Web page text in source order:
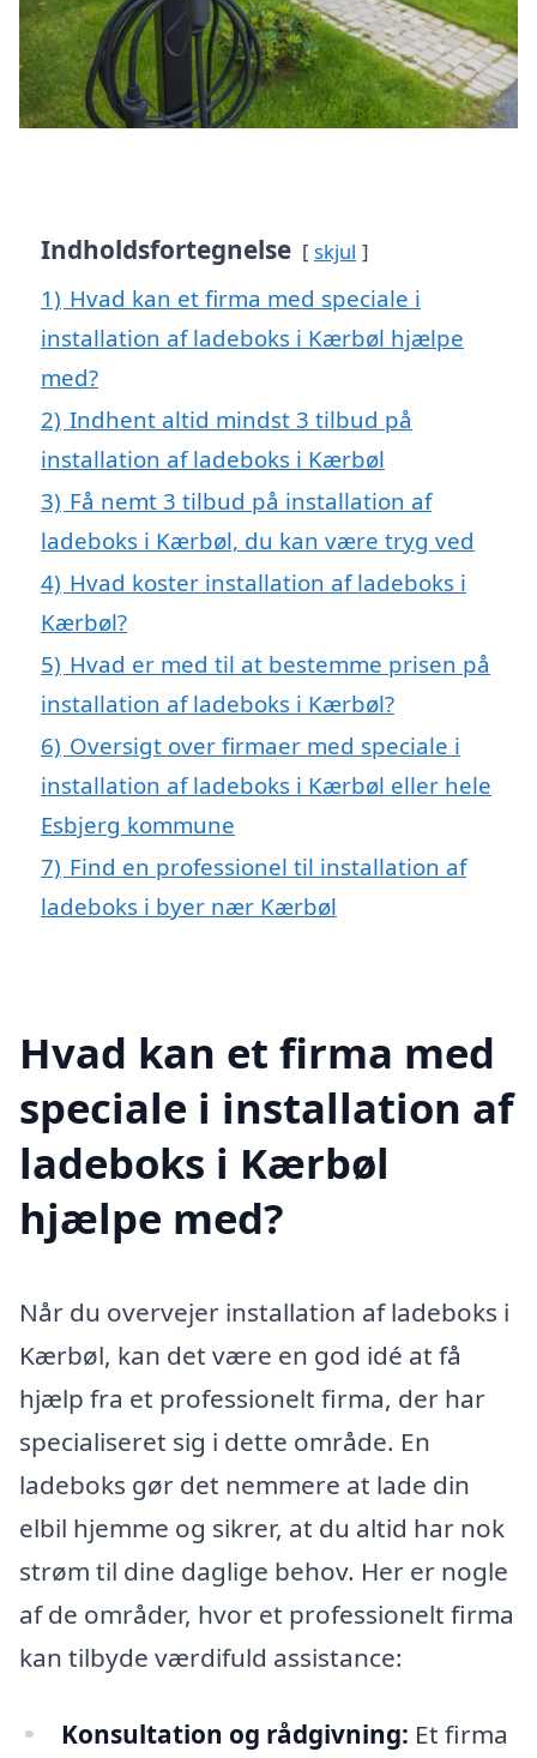
Indholdsfortegnelse skjul
1) Hvad kan et firma med speciale i
installation af ladeboks i Kærbøl hjælpe
med?
2) Indhent altid mindst 3 tilbud på
installation af ladeboks i Kærbøl
3) Få nemt 3 tilbud på installation af
ladeboks i Kærbøl, du kan være tryg ved
4) Hvad koster installation af ladeboks i
Kærbøl?
5) Hvad er med til at bestemme prisen på
installation af ladeboks i Kærbøl?
6) Oversigt over firmaer med speciale i
installation af ladeboks i Kærbøl eller hele
Esbjerg kommune
7) Find en professionel til installation af
ladeboks i byer nær Kærbøl
Hvad kan et firma med
speciale i installation af
ladeboks i Kærbøl
hjælpe med?
Når du overvejer installation af ladeboks i
Kærbøl, kan det være en god idé at få
hjælp fra et professionelt firma, der har
specialiseret sig i dette område. En
ladeboks gør det nemmere at lade din
elbil hjemme og sikrer, at du altid har nok
strøm til dine daglige behov. Her er nogle
af de områder, hvor et professionelt firma
kan tilbyde værdifuld assistance:
Konsultation og rådgivning: Et firma